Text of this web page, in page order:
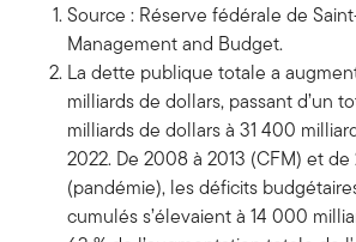
Source : Réserve fédérale de
Management and Budget.
La dette publique totale a
milliards de dollars, passant d’un
milliards de dollars à 31 400
2022. De 2008 à 2013 (CFM) et de
(pandémie), les déficits
cumulés s’élevaient à 14 000